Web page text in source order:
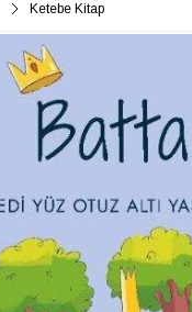
Ketebe Kitap